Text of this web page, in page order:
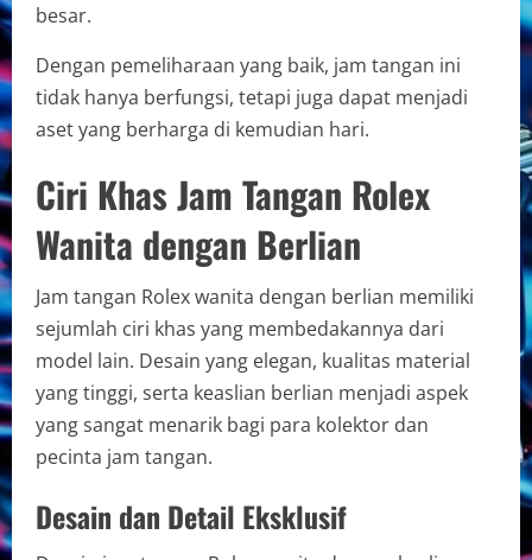
besar.
Dengan pemeliharaan yang baik, jam tangan ini
tidak hanya berfungsi, tetapi juga dapat menjadi
aset yang berharga di kemudian hari.
Ciri Khas Jam Tangan Rolex
Wanita dengan Berlian
Jam tangan Rolex wanita dengan berlian memiliki
sejumlah ciri khas yang membedakannya dari
model lain. Desain yang elegan, kualitas material
yang tinggi, serta keaslian berlian menjadi aspek
yang sangat menarik bagi para kolektor dan
pecinta jam tangan.
Desain dan Detail Eksklusif